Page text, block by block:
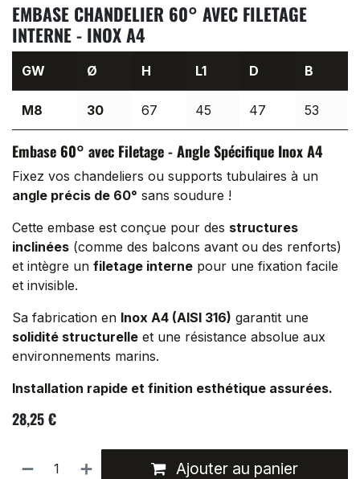
EMBASE CHANDELIER 60° AVEC FILETAGE
INTERNE - INOX A4
GW Ø H L1 D B
M8 30 67 45 47 53
Embase 60° avec Filetage - Angle Spécifique Inox A4
Fixez vos chandeliers ou supports tubulaires à un
angle précis de 60° sans soudure !
Cette embase est conçue pour des structures
inclinées (comme des balcons avant ou des renforts)
et intègre un filetage interne pour une fixation facile
et invisible.
Sa fabrication en Inox A4 (AISI 316) garantit une
solidité structurelle et une résistance absolue aux
environnements marins.
Installation rapide et finition esthétique assurées.
28,25€
Ajouter au panier